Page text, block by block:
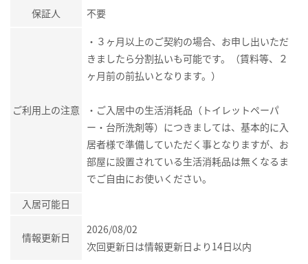
保証人 不要
ご利用上の注意
・３ヶ月以上のご契約の場合、お申し出いただ
きましたら分割払いも可能です。（賃料等、２
ヶ月前の前払いとなります。）
・ご入居中の生活消耗品（トイレットペーパ
ー・台所洗剤等）につきましては、基本的に入
居者様で準備していただく事となりますが、お
部屋に設置されている生活消耗品は無くなるま
でご自由にお使いください。
入居可能日
情報更新日
2026/08/02
次回更新日は情報更新日より14日以内